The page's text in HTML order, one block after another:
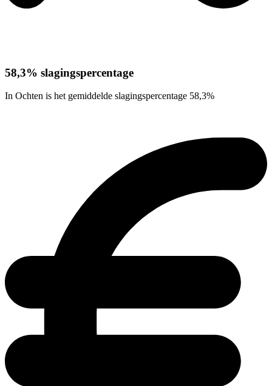
58,3% slagingspercentage
In Ochten is het gemiddelde slagingspercentage 58,3%